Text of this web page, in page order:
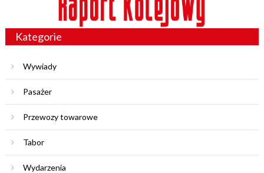
Kategorie
Wywiady
Pasażer
Przewozy towarowe
Tabor
Wydarzenia